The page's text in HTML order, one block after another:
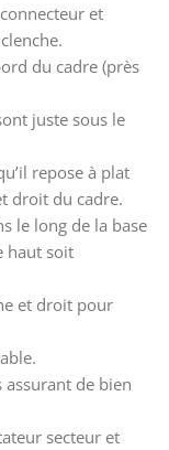
et
du cadre (près
juste sous le
repose à plat
droit du cadre.
le long de la base
haut soit
et droit pour
assurant de bien
secteur et